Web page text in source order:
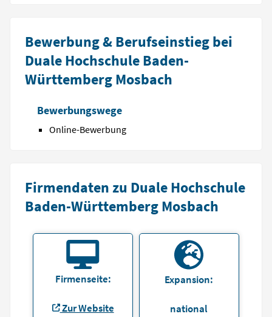
Bewerbung & Berufseinstieg bei
Duale Hochschule Baden-
Württemberg Mosbach
Bewerbungswege
Online-Bewerbung
Firmendaten zu Duale Hochschule
Baden-Württemberg Mosbach
Firmenseite:
Zur Website
Expansion:
national